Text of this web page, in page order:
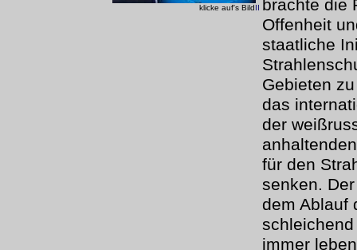
klicke auf's BildII brachte die
Offenheit
staatliche
Gebieten
das
der
für den
senken.
dem Ablauf
immer